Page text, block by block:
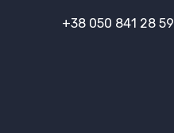
+38 050 841 28 59